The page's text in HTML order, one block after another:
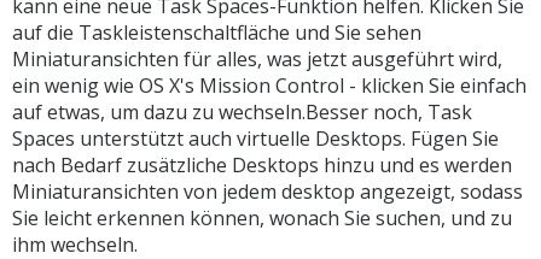
kann eine neue Task Spaces-Funktion helfen. Klicken Sie
auf die Taskleistenschaltfläche und Sie sehen
Miniaturansichten für alles, was jetzt ausgeführt wird,
ein wenig wie OS X's Mission Control - klicken Sie einfach
auf etwas, um dazu zu wechseln.Besser noch, Task
Spaces unterstützt auch virtuelle Desktops. Fügen Sie
nach Bedarf zusätzliche Desktops hinzu und es werden
Miniaturansichten von jedem desktop angezeigt, sodass
Sie leicht erkennen können, wonach Sie suchen, und zu
ihm wechseln.